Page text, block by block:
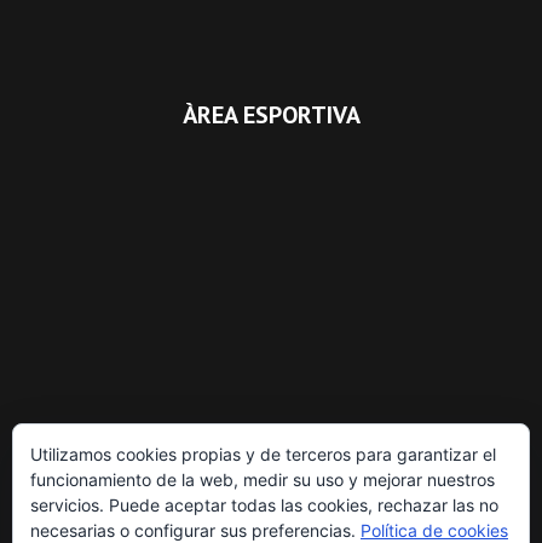
ÀREA ESPORTIVA
Utilizamos cookies propias y de terceros para garantizar el
funcionamiento de la web, medir su uso y mejorar nuestros
servicios. Puede aceptar todas las cookies, rechazar las no
necesarias o configurar sus preferencias. Política de cookies